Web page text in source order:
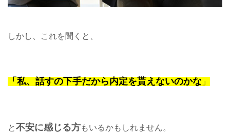
しかし、これを聞くと、
「私、話すの下手だから内定を貰えないのかな 」
と不安に感じる方もいるかもしれません。